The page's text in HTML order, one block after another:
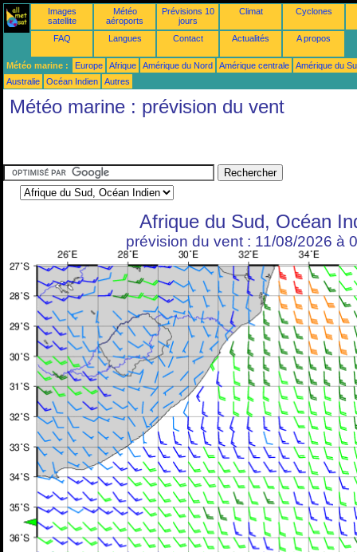
Images
satellite
Météo
aéroports
Prévisions 10
jours
Climat Cyclones
FAQ Langues Contact Actualités A propos
Météo marine : Europe Afrique Amérique du Nord Amérique centrale
Amérique du
Australie
Océan Indien Autres
Météo marine : prévision du vent
Afrique du Sud, Océan
prévision du vent : 11/08/2026 à